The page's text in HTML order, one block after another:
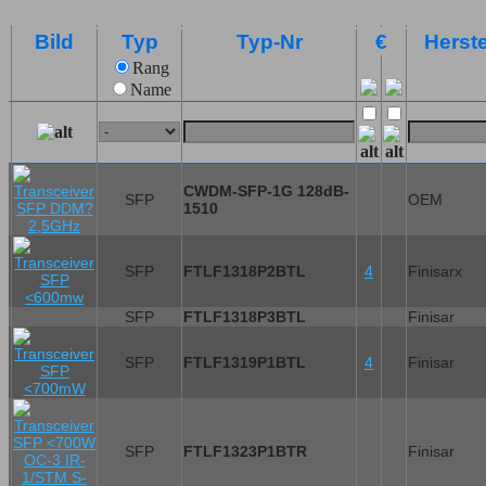
Bild Typ Typ-Nr €
Rang
Name
SFP
CWDM-SFP-1G 128dB-
1510
OEM
SFP FTLF1318P2BTL 4 Finisarx
SFP FTLF1318P3BTL Finisar
SFP FTLF1319P1BTL 4 Finisar
SFP FTLF1323P1BTR Finisar